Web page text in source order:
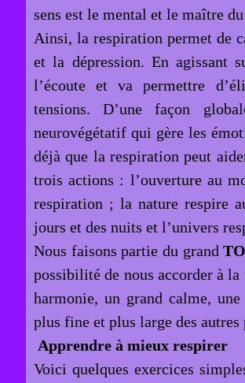
sens est le mental et le maître
Ainsi, la respiration permet de
et la dépression. En agissant
l’écoute et va permettre
tensions. D’une façon
neurovégétatif qui gère les
déjà que la respiration peut
trois actions : l’ouverture au
respiration ; la nature respire
jours et des nuits et l’univers
Nous faisons partie du grand
possibilité de nous accorder à
harmonie, un grand calme,
plus fine et plus large des autres
Apprendre à mieux respirer
Voici quelques exercices